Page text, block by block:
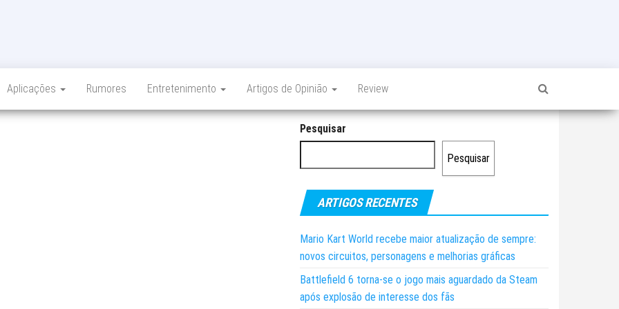
Aplicações Rumores Entretenimento Artigos de Opinião Review
Pesquisar
Pesquisar
ARTIGOS RECENTES
Mario Kart World recebe maior atualização de sempre:
novos circuitos, personagens e melhorias gráficas
Battlefield 6 torna-se o jogo mais aguardado da Steam
após explosão de interesse dos fãs